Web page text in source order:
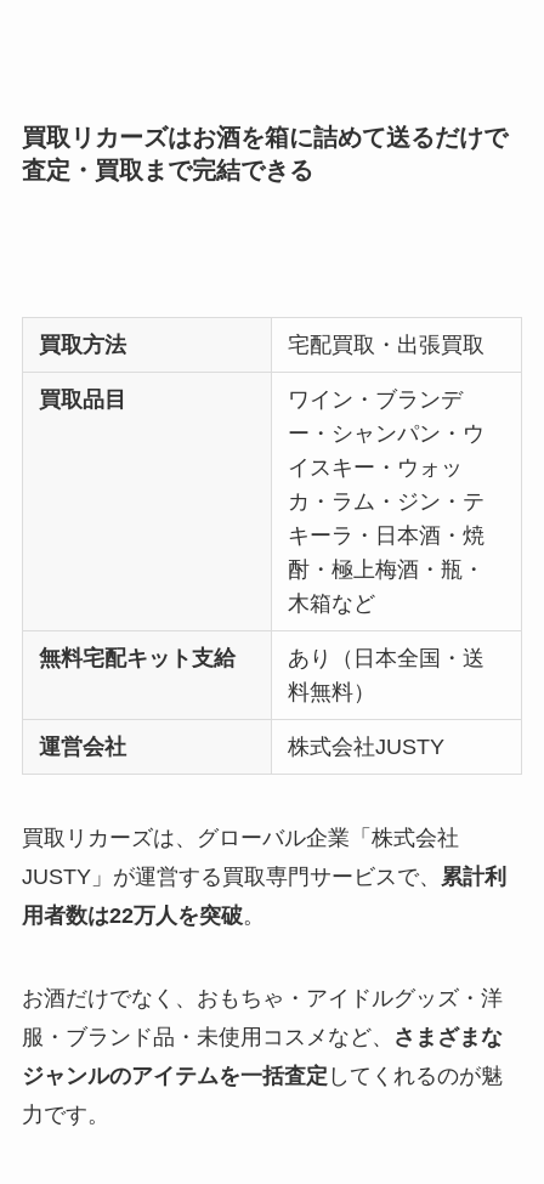
買取リカーズはお酒を箱に詰めて送るだけで
査定・買取まで完結できる
買取方法 宅配買取・出張買取
買取品目
ワイン・ブランデ
ー・シャンパン・ウ
イスキー・ウォッ
カ・ラム・ジン・テ
キーラ・日本酒・焼
酎・極上梅酒・瓶・
木箱など
無料宅配キット支給
あり（日本全国・送
料無料）
運営会社 株式会社JUSTY
買取リカーズは、グローバル企業「株式会社
JUSTY」が運営する買取専門サービスで、
累計利
用者数は22万人を突破。
お酒だけでなく、おもちゃ・アイドルグッズ・洋
服・ブランド品・未使用コスメなど、
さまざまな
ジャンルのアイテムを一括査定 してくれるのが魅
力です。